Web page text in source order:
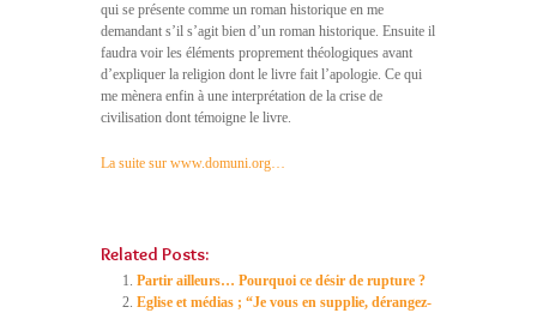
qui se présente comme un roman historique en me
demandant s’il s’agit bien d’un roman historique. Ensuite il
faudra voir les éléments proprement théologiques avant
d’expliquer la religion dont le livre fait l’apologie. Ce qui
me mènera enfin à une interprétation de la crise de
civilisation dont témoigne le livre.
La suite sur www.domuni.org…
Related Posts:
Partir ailleurs… Pourquoi ce désir de rupture ?
Eglise et médias ; “Je vous en supplie, dérangez-